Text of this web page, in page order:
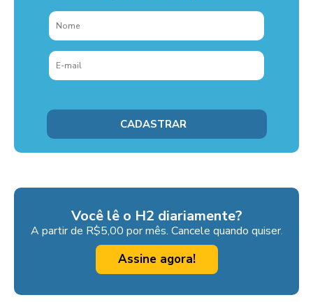
Você lê o H2 diariamente?
A partir de R$5,00 por mês. Cancele quando quiser.
Assine agora!